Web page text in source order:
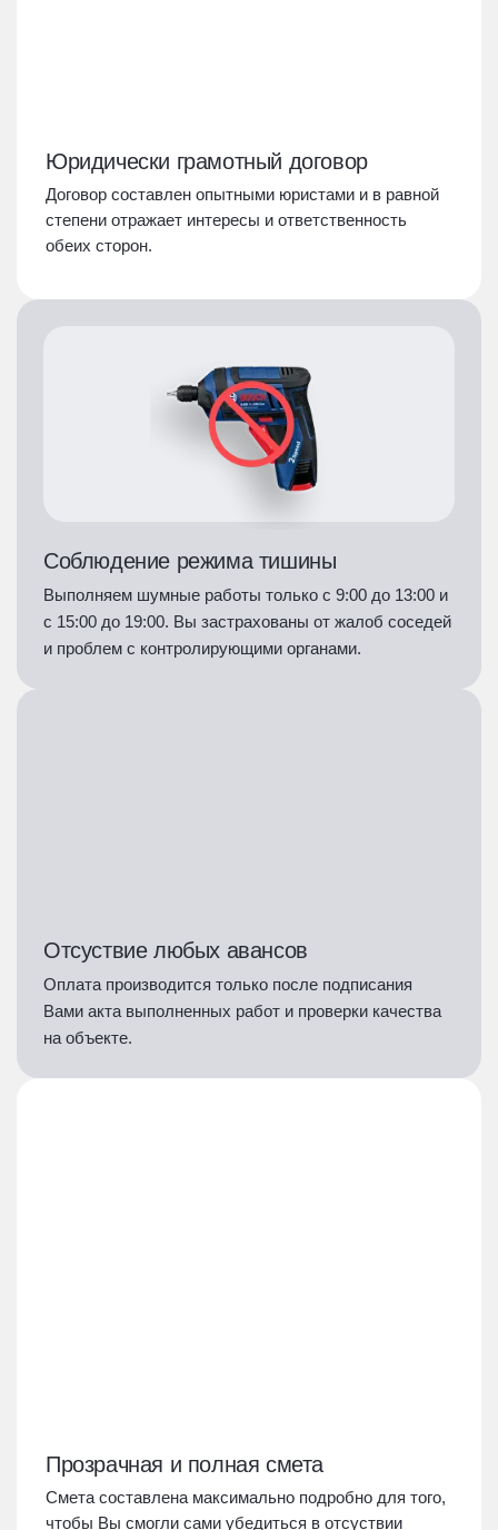
Юридически грамотный договор
Договор составлен опытными юристами и в равной
степени отражает интересы и ответственность
обеих сторон.
Соблюдение режима тишины
Выполняем шумные работы только с 9:00 до 13:00 и
с 15:00 до 19:00. Вы застрахованы от жалоб соседей
и проблем с контролирующими органами.
Отсуствие любых авансов
Оплата производится только после подписания
Вами акта выполненных работ и проверки качества
на объекте.
Прозрачная и полная смета
Смета составлена максимально подробно для того,
чтобы Вы смогли сами убедиться в отсуствии